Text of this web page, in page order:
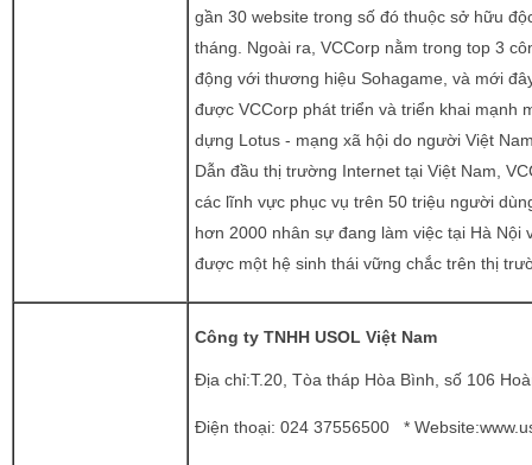
gần 30 website trong số đó thuộc sở hữu
tháng. Ngoài ra, VCCorp nằm trong top 3
động với thương hiệu Sohagame, và mới
được VCCorp phát triển và triển khai mạnh
dựng Lotus - mạng xã hội do người Việt
Dẫn đầu thị trường Internet tại Việt Nam,
các lĩnh vực phục vụ trên 50 triệu người
hơn 2000 nhân sự đang làm việc tại Hà Nội
được một hệ sinh thái vững chắc trên thị
Công ty TNHH USOL Việt Nam
Địa chỉ:T.20, Tòa tháp Hòa Bình, số 106
Điện thoại: 024 37556500 * Website: